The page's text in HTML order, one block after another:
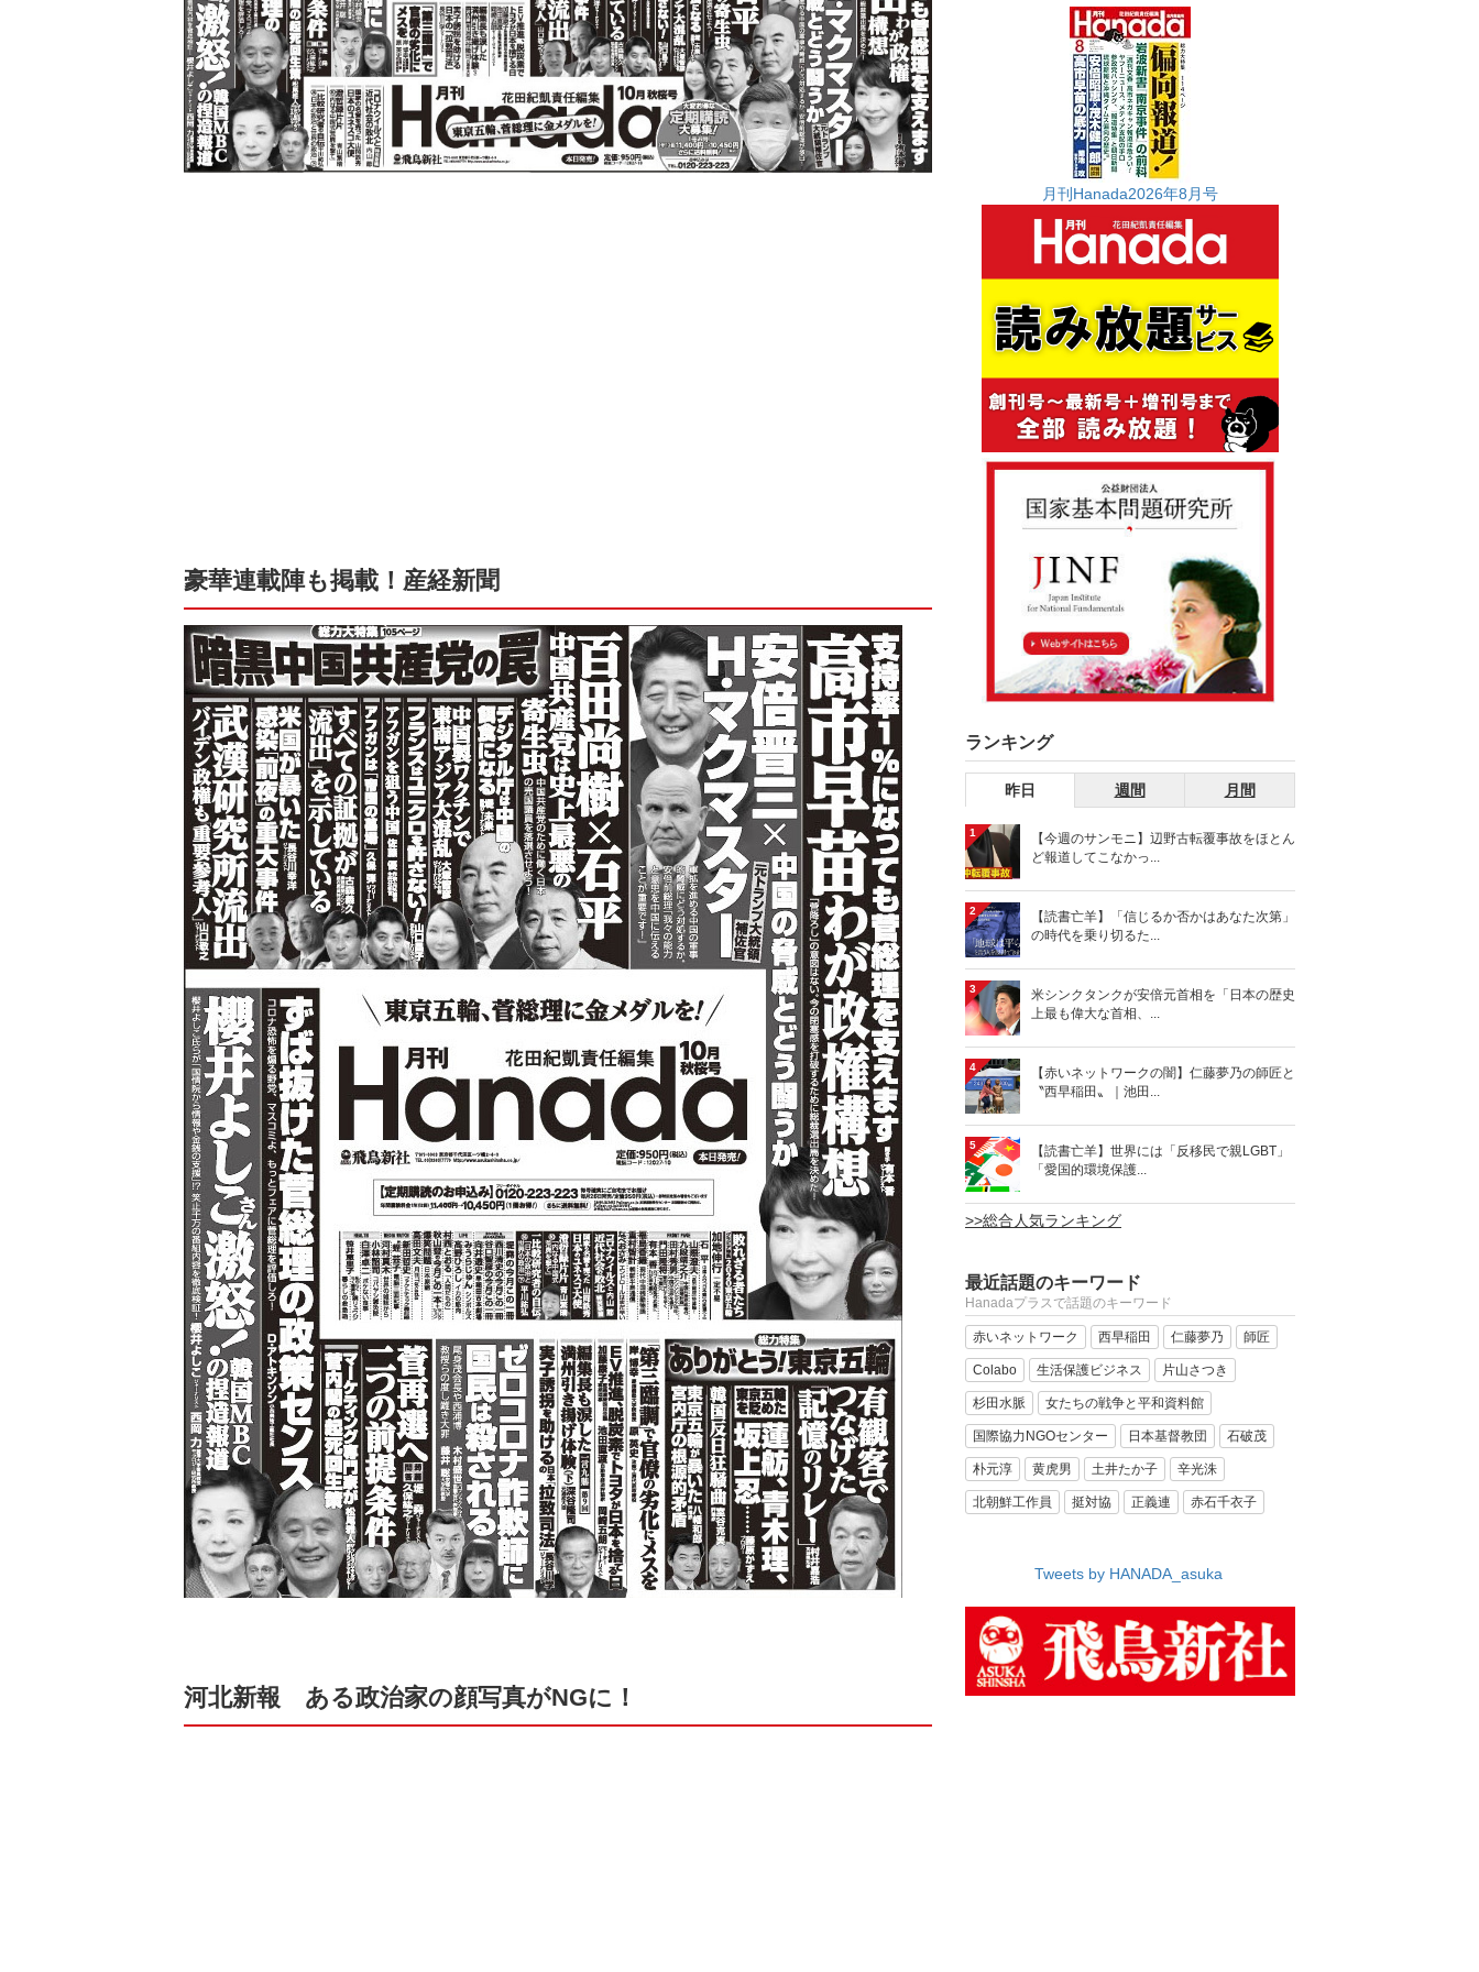
豪華連載陣も掲載！産経新聞
河北新報 ある政治家の顔写真がNGに！
月刊Hanada2026年8月号
ランキング
昨日 週間 月間
1
【今週のサンモニ】辺野古転覆事故をほとん
ど報道してこなかっ...
2
【読書亡羊】「信じるか否かはあなた次第」
の時代を乗り切るた...
3
米シンクタンクが安倍元首相を「日本の歴史
上最も偉大な首相、...
4
【赤いネットワークの闇】仁藤夢乃の師匠と
〝西早稲田〟｜池田...
5
【読書亡羊】世界には「反移民で親LGBT」
「愛国的環境保護...
>>総合人気ランキング
最近話題のキーワード
Hanadaプラスで話題のキーワード
赤いネットワーク 西早稲田 仁藤夢乃 師匠
Colabo 生活保護ビジネス 片山さつき
杉田水脈 女たちの戦争と平和資料館
国際協力NGOセンター 日本基督教団 石破茂
朴元淳 黄虎男 土井たか子 辛光洙
北朝鮮工作員 挺対協 正義連 赤石千衣子
Tweets by HANADA_asuka